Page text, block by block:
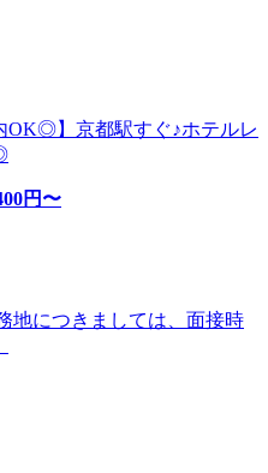
OK◎】京都駅すぐ♪ホテルレ
円〜
地につきましては、面接時